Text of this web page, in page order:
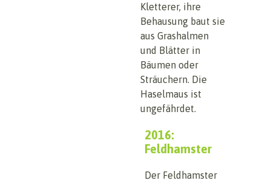
Kletterer, ihre
Behausung baut sie
aus Grashalmen
und Blätter in
Bäumen oder
Sträuchern. Die
Haselmaus ist
ungefährdet.
2016:
Feldhamster
Der Feldhamster